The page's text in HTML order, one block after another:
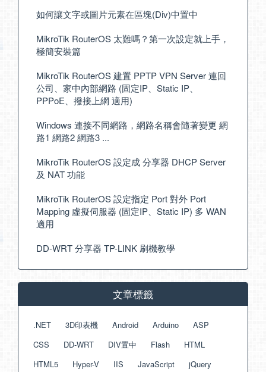
如何讓文字或圖片元素在區塊(Div)中置中
MikroTik RouterOS 太難嗎？第一次設定就上手，
極簡安裝篇
MikroTik RouterOS 建置 PPTP VPN Server 連回
公司、家中內部網路 (固定IP、Static IP、
PPPoE、撥接上網 適用)
Windows 連接不同網路，網路名稱會隨著變更 網
路1 網路2 網路3 ...
MikroTik RouterOS 設定成 分享器 DHCP Server
及 NAT 功能
MikroTik RouterOS 設定指定 Port 對外 Port
Mapping 虛擬伺服器 (固定IP、Static IP) 多 WAN
適用
DD-WRT 分享器 TP-LINK 刷機教學
文章標籤
.NET 3D印表機 Android Arduino
ASP
CSS
DD-WRT DIV置中 Flash
HTML
HTML5
Hyper-V IIS JavaScript
jQuery